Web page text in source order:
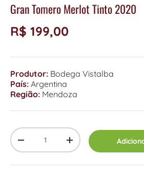
Gran Tomero Merlot Tinto 2020
R$ 199,00
Produtor: Bodega Vistalba
País: Argentina
Região: Mendoza
Qty
-
+